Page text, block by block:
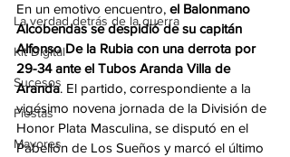
La verdad detrás de la guerra
Kit Digital
Sucesos
Fiestas
Mayores
En un emotivo encuentro, el Balonmano
Alcobendas se despidió de su capitán
Alfonso De la Rubia con una derrota por
29-34 ante el Tubos Aranda Villa de
Aranda. El partido, correspondiente a la
vigésimo novena jornada de la División de
Honor Plata Masculina, se disputó en el
Pabellón de Los Sueños y marcó el último